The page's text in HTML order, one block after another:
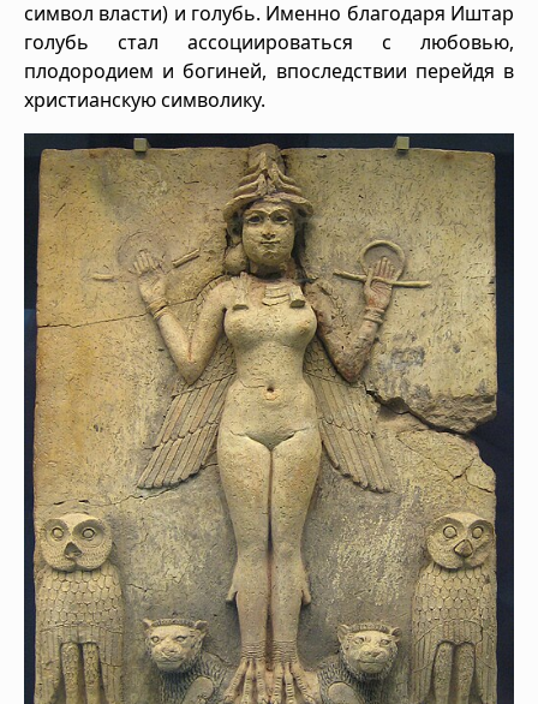
символ власти) и голубь. Именно благодаря Иштар
голубь стал ассоциироваться с любовью,
плодородием и богиней, впоследствии перейдя в
христианскую символику.